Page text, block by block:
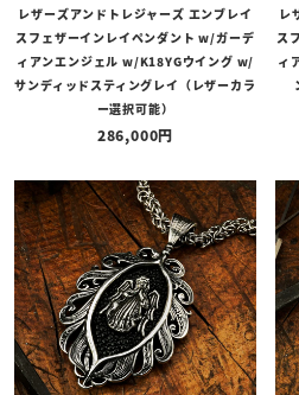
価格
在庫あり
レザーズアンドトレジャーズ エンブレイ
スフェザーインレイペンダント w/ガーデ
ィアンエンジェル w/K18YGウイング w/
サンディッドスティングレイ（レザーカラ
ー選択可能）
286,000
レ
ス
ィ